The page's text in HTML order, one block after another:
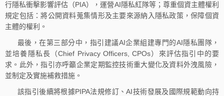
行隱私衝擊影響評估（PIA），運營AI隱私紅隊等；尊重個資主體權利
規定包括：將公開資料蒐集情形及主要來源納入隱私政策，保障個資
主體的權利。
最後，在第三部分中，指引建議AI企業組建專門的AI隱私團隊，
並培養隱私長（Chief Privacy Officers, CPOs）來評估指引中的要
求。此外，指引亦呼籲企業定期監控技術重大變化及資料外洩風險，
並制定及實施補救措施。
該指引後續將根據PIPA法規修訂、AI技術發展及國際規範動向持